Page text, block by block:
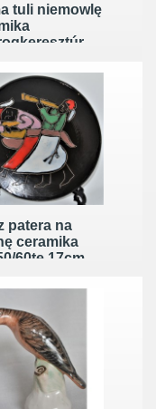
tuli niemowlę
patera na
ceramika
60te 17cm